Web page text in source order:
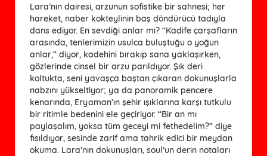
Lara’nın dairesi, arzunun sofistike bir sahnesi; her
hareket, naber kokteylinin baş döndürücü tadıyla
dans ediyor. En sevdiği anlar mı? “Kadife çarşafların
arasında, tenlerimizin usulca buluştuğu o yoğun
anlar,” diyor, kadehini bırakıp sana yaklaşırken,
gözlerinde cinsel bir arzu parıldıyor. Şık deri
koltukta, seni yavaşça baştan çıkaran dokunuşlarla
nabzını yükseltiyor; ya da panoramik pencere
kenarında, Eryaman’ın şehir ışıklarına karşı tutkulu
bir ritimle bedenini ele geçiriyor. “Bir an mı
paylaşalım, yoksa tüm geceyi mi fethedelim?” diye
fısıldıyor, sesinde zarif ama tahrik edici bir meydan
okuma. Lara’nın dokunuşları, soul’un derin notaları